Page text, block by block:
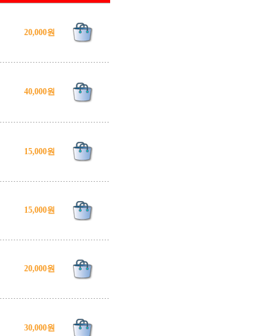
20,000원
40,000원
15,000원
15,000원
20,000원
30,000원